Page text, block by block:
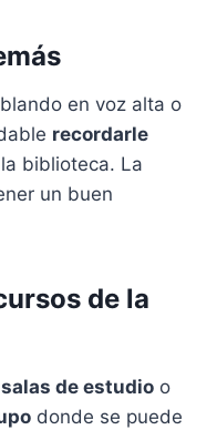
en voz alta o
recordarle
biblioteca. La
un buen
de la
salas de estudio o
donde se puede